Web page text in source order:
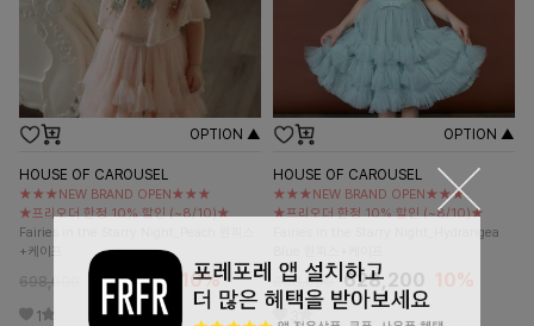
OPTION ▲
HOUSE OF CAROUSEL
★★★NEW BRAND OPEN★★★
★프리오더 한정 10% 할인 (~8/10)★
Fairies in the Starry Night_Peach 원피스
+케이프
698,000 628,200 10%
1
OPTION ▲
HOUSE OF CAROUSEL
★★★NEW BRAND OPEN★★★
★프리오더 한정 10% 할인 (~8/10)★
Fairies in the Starry Night_Hydrangea
698,000 628,200 10%